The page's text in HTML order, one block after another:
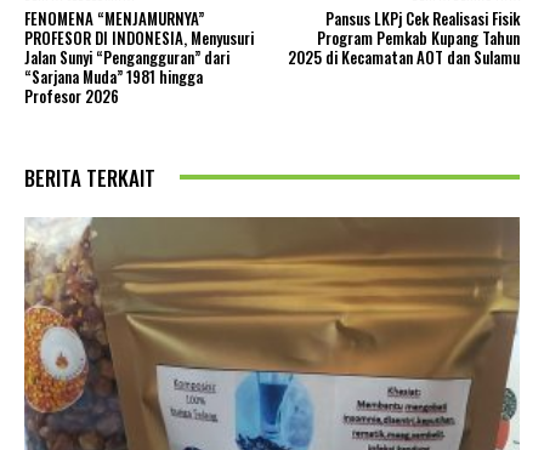
FENOMENA “MENJAMURNYA”
PROFESOR DI INDONESIA, Menyusuri
Jalan Sunyi “Pengangguran” dari
“Sarjana Muda” 1981 hingga
Profesor 2026
Pansus LKPj Cek Realisasi Fisik
Program Pemkab Kupang Tahun
2025 di Kecamatan AOT dan Sulamu
BERITA TERKAIT